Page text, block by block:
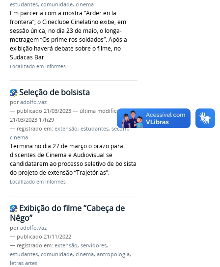
estudantes, comunidade, cinema
Em parceria com a mostra “Arder en la
frontera”, o Cineclube Cinelatino exibe, em
sessão única, no dia 23 de maio, o longa-
metragem “Os primeiros soldados”. Após a
exibição haverá debate sobre o filme, no
Sudacas Bar.
Localizado em Informes
Seleção de bolsista
poradolfo.vaz
— publicado 21/03/2023 — última modificação
21/03/2023 17h29
— registrado em: extensão, estudantes, secom,
cinema
Termina no dia 27 de março o prazo para
discentes de Cinema e Audiovisual se
candidatarem ao processo seletivo de bolsista
do projeto de extensão “Trajetórias”.
Localizado em Informes
Exibição do filme “Cabeça de
Nêgo”
poradolfo.vaz
— publicado 21/11/2022
— registrado em: extensão, servidores,
estudantes, comunidade, cinema, antropologia,
letras artes